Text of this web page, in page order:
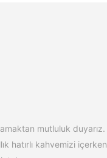
mutluluk duyarız.
hatırlı kahvemizi içerken